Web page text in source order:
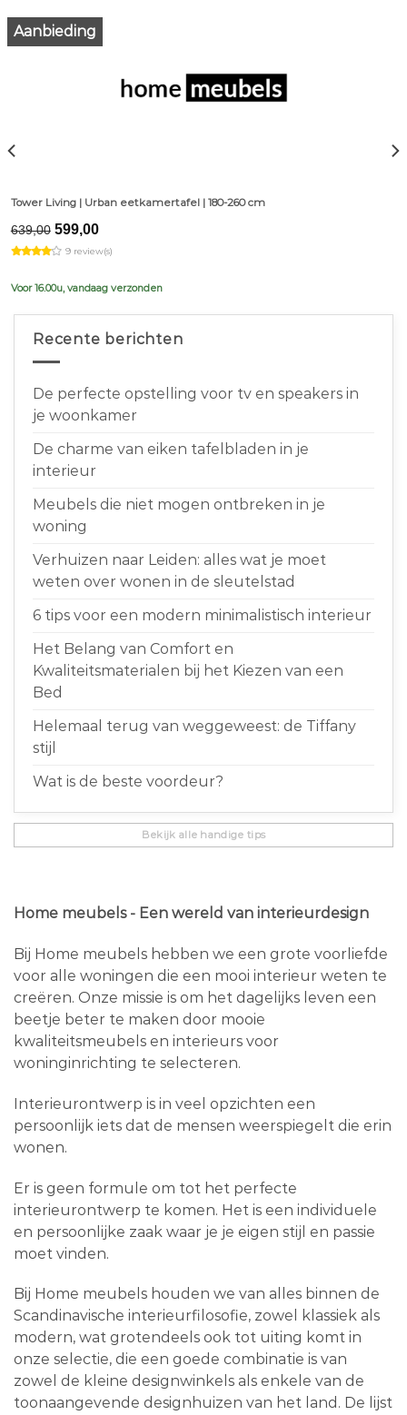
Aanbieding
Tower Living | Urban eetkamertafel | 180-260 cm
639,00 Original
price
was:
599,00Current
is:
9 review(s)
Voor 16.00u, vandaag verzonden
Recente berichten
De perfecte opstelling voor tv en speakers in
je woonkamer
De charme van eiken tafelbladen in je
interieur
Meubels die niet mogen ontbreken in je
woning
Verhuizen naar Leiden: alles wat je moet
weten over wonen in de sleutelstad
6 tips voor een modern minimalistisch interieur
Het Belang van Comfort en
Kwaliteitsmaterialen bij het Kiezen van een
Bed
Helemaal terug van weggeweest: de Tiffany
stijl
Wat is de beste voordeur?
Bekijk alle handige tips
Home meubels - Een wereld van interieurdesign
Bij Home meubels hebben we een grote voorliefde
voor alle woningen die een mooi interieur weten te
creëren. Onze missie is om het dagelijks leven een
beetje beter te maken door mooie
kwaliteitsmeubels en interieurs voor
woninginrichting te selecteren.
Interieurontwerp is in veel opzichten een
persoonlijk iets dat de mensen weerspiegelt die erin
wonen.
Er is geen formule om tot het perfecte
interieurontwerp te komen. Het is een individuele
en persoonlijke zaak waar je je eigen stijl en passie
moet vinden.
Bij Home meubels houden we van alles binnen de
Scandinavische interieurfilosofie, zowel klassiek als
modern, wat grotendeels ook tot uiting komt in
onze selectie, die een goede combinatie is van
zowel de kleine designwinkels als enkele van de
toonaangevende designhuizen van het land. De lijst